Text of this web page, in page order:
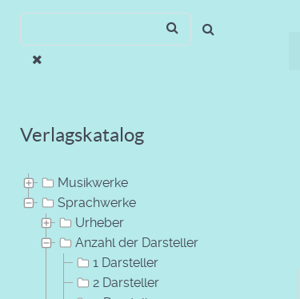
Verlagskatalog
Musikwerke
Sprachwerke
Urheber
Anzahl der Darsteller
1 Darsteller
2 Darsteller